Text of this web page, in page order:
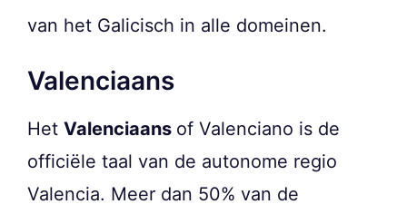
van het Galicisch in alle domeinen.
Valenciaans
Het Valenciaans of Valenciano is de
officiële taal van de autonome regio
Valencia. Meer dan 50% van de